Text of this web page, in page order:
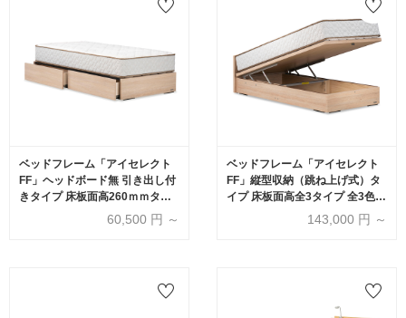
ベッドフレーム「アイセレクト
FF」ヘッドボード無 引き出し付
きタイプ 床板面高260ｍｍタイ
60,500 円 ～
ベッドフレーム「アイセレクト
FF」縦型収納（跳ね上げ式）タ
イプ 床板面高全3タイプ 全3色(*
要マットレス重量確認)
143,000 円 ～